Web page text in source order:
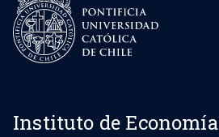
Instituto de Economía